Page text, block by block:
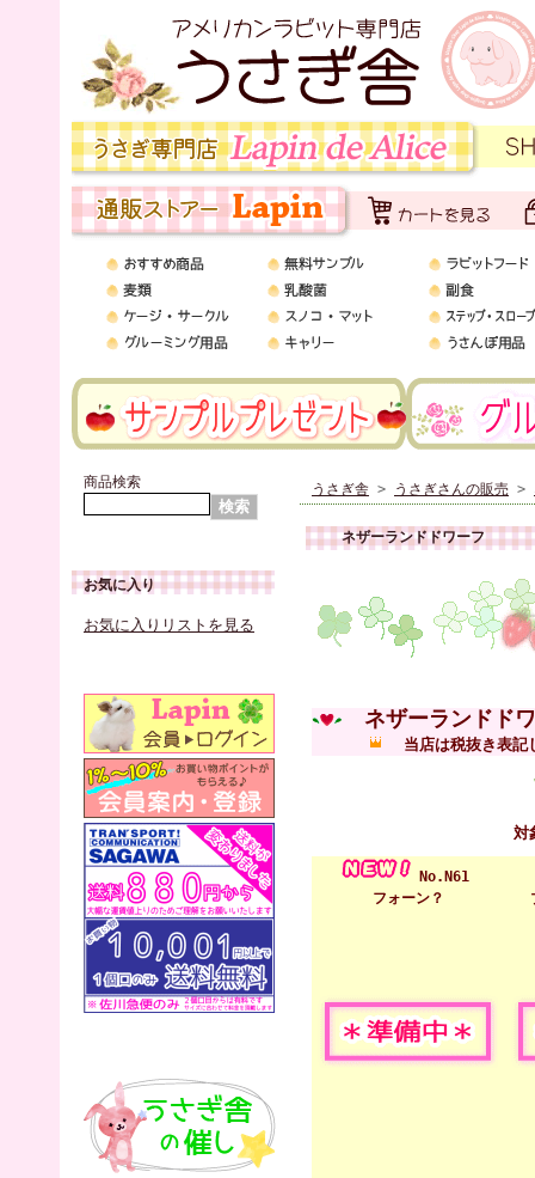
商品検索
お気に入り
お気に入りリストを見る
うさぎ舎 > うさぎさんの販売 >
ネザーランドドワーフ
ネザーランドド
当店は税抜き表記
対
No.N61
フォーン？